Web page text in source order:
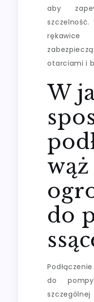
aby
rękawice
otarciami i
W
wąż
do
do